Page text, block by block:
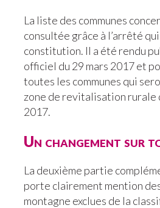
La liste des communes
consultée grâce à l’arrêté
constitution. Il a été rendu
officiel du 29 mars 2017 et
toutes les communes qui
zone de revitalisation rurale
2017.
Un changement sur
La deuxième partie
porte clairement mention
montagne exclues de la